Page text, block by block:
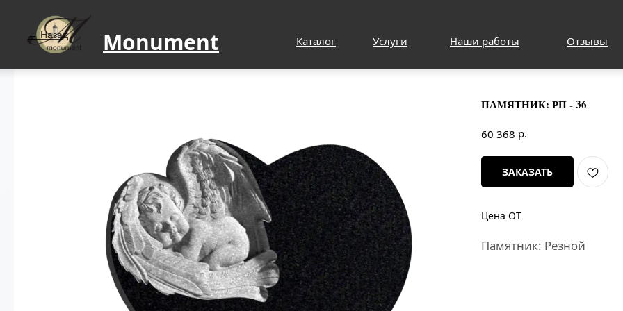
Назад
ПАМЯТНИК: РП - 36
60 368 р.
ЗАКАЗАТЬ
Цена ОТ
Памятник: Резной
Monument Каталог Услуги Наши работы Отзывы